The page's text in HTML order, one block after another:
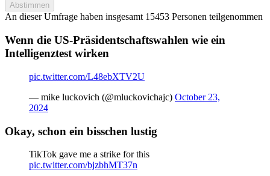
Abstimmen
An dieser Umfrage haben insgesamt 15453 Personen teilgenommen
Wenn die US-Präsidentschaftswahlen wie ein
Intelligenztest wirken
pic.twitter.com/L48ebXTV2U
— mike luckovich (@mluckovichajc) October 23,
2024
Okay, schon ein bisschen lustig
TikTok gave me a strike for this
pic.twitter.com/bjzbhMT37n